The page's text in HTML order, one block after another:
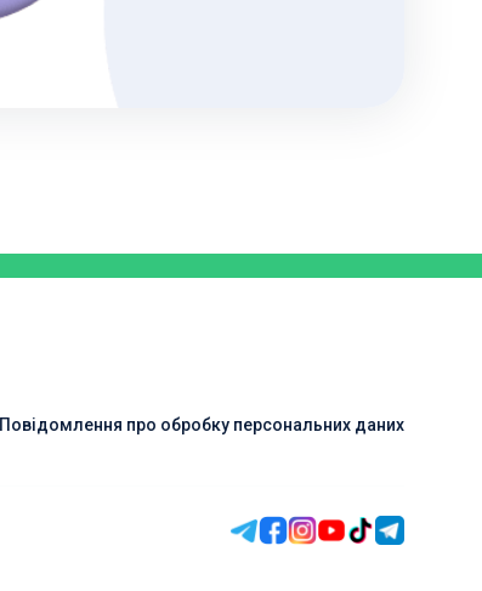
Повідомлення про обробку персональних даних